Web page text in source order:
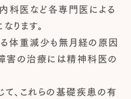
科医など各専門医による
ります。
体重減少も無月経の原因
害の治療には精神科医の
、これらの基礎疾患の有